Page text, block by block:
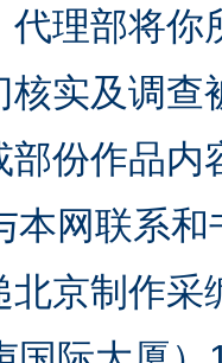
代理部将
核实及调
部份作品
本网联系
北京制作